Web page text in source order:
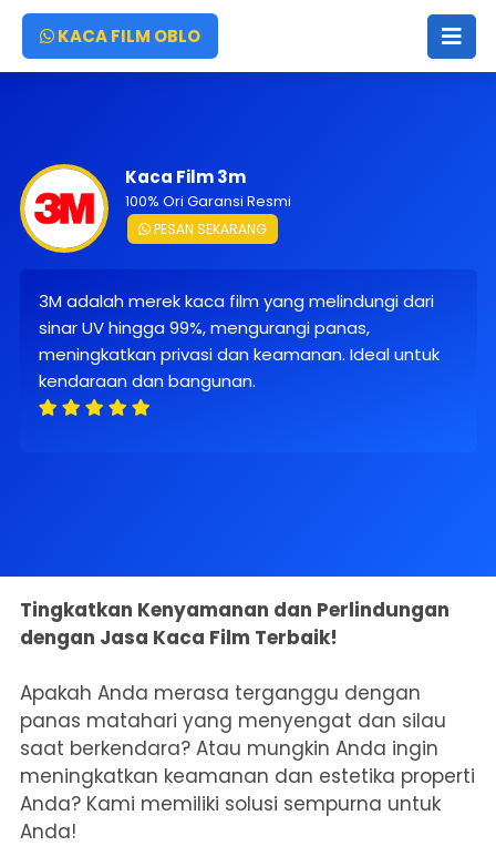
KACA FILM OBLO
Kaca Film 3m
100% Ori Garansi Resmi
PESAN SEKARANG
3M adalah merek kaca film yang melindungi dari
sinar UV hingga 99%, mengurangi panas,
meningkatkan privasi dan keamanan. Ideal untuk
kendaraan dan bangunan.
Tingkatkan Kenyamanan dan Perlindungan
dengan Jasa Kaca Film Terbaik!
Apakah Anda merasa terganggu dengan
panas matahari yang menyengat dan silau
saat berkendara? Atau mungkin Anda ingin
meningkatkan keamanan dan estetika properti
Anda? Kami memiliki solusi sempurna untuk
Anda!